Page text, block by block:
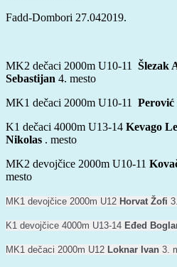
Fadd-Dombori 27.042019.
MK2 dečaci 2000m U10-11 Šlezak
Sebastijan 4. mesto
MK1 dečaci 2000m U10-11
K1 dečaci 4000m U13-14 Kevago
Nikolas . mesto
MK2 devojčice 2000m U10-11
mesto
MK1 devojčice 2000m U12 Horvat Žofi
K1 devojčice 4000m U13-14 Eđed
MK1 dečaci 2000m U12 Loknar Ivan 3.